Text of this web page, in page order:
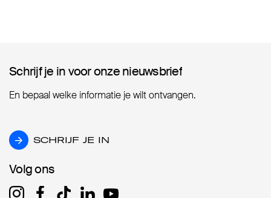
Schrijf je in voor onze nieuwsbrief
Schrijf je in voor onze nieuwsbrief
En bepaal welke informatie je wilt ontvangen.
SCHRIJF JE IN
SCHRIJF JE IN
Volg ons
Volg ons